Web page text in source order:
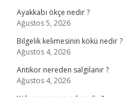
Ayakkabı ökçe nedir ?
Ağustos 5, 2026
Bilgelik kelimesinin kökü nedir ?
Ağustos 4, 2026
Antikor nereden salgılanır ?
Ağustos 4, 2026